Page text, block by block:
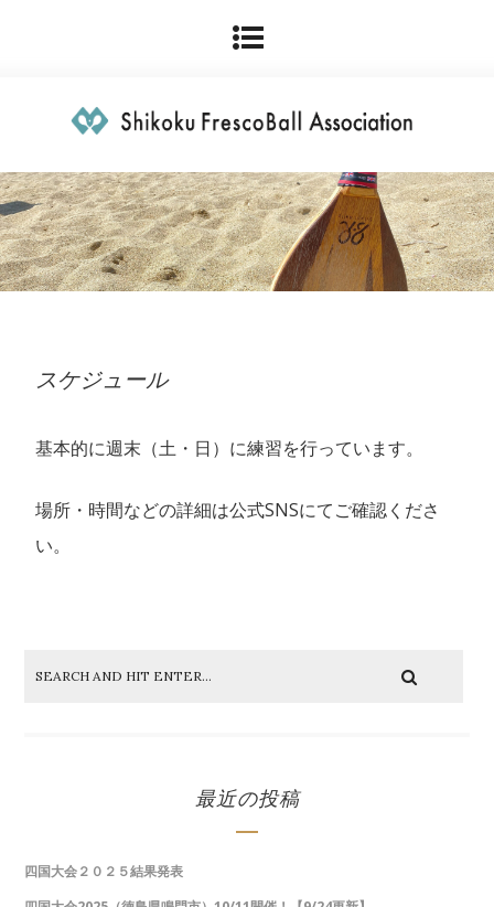
スケジュール
基本的に週末（土・日）に練習を行っています。
場所・時間などの詳細は公式SNSにてご確認くださ
い。
最近の投稿
四国大会２０２５結果発表